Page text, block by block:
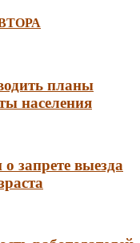
планы
населения
запрете выезда